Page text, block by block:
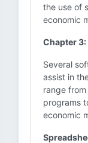
the use of
economic
Chapter
Several
assist in
range
programs
economic